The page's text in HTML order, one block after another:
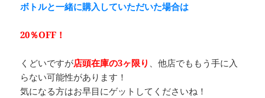
ボトルと一緒に購入していただいた場合は
20％OFF！
くどいですが店頭在庫の3ヶ限り 、他店でももう手に入
らない可能性があります！
気になる方はお早目にゲットしてくださいね！